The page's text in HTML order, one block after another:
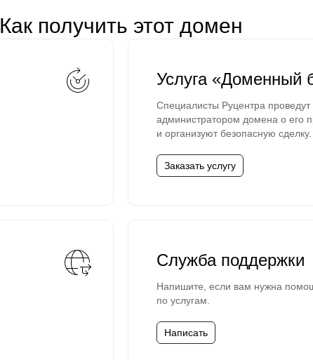
Как получить этот домен
Услуга «Доменный
Специалисты Руцентра проведут
администратором домена о его
и организуют безопасную сделку.
Заказать услугу
Служба поддержки
Напишите, если вам нужна
по услугам.
Написать